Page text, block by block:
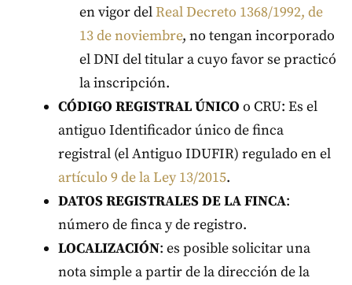
en vigor delReal Decreto 1368/1992, de
13 de noviembre, no tengan incorporado
el DNI del titular a cuyo favor se practicó
la inscripción.
CÓDIGO REGISTRAL ÚNICO o CRU: Es el
antiguo Identificador único de finca
registral (el Antiguo IDUFIR) regulado en el
artículo 9 de la Ley 13/2015.
DATOS REGISTRALES DE LA FINCA:
número de finca y de registro.
LOCALIZACIÓN: es posible solicitar una
nota simple a partir de la dirección de la